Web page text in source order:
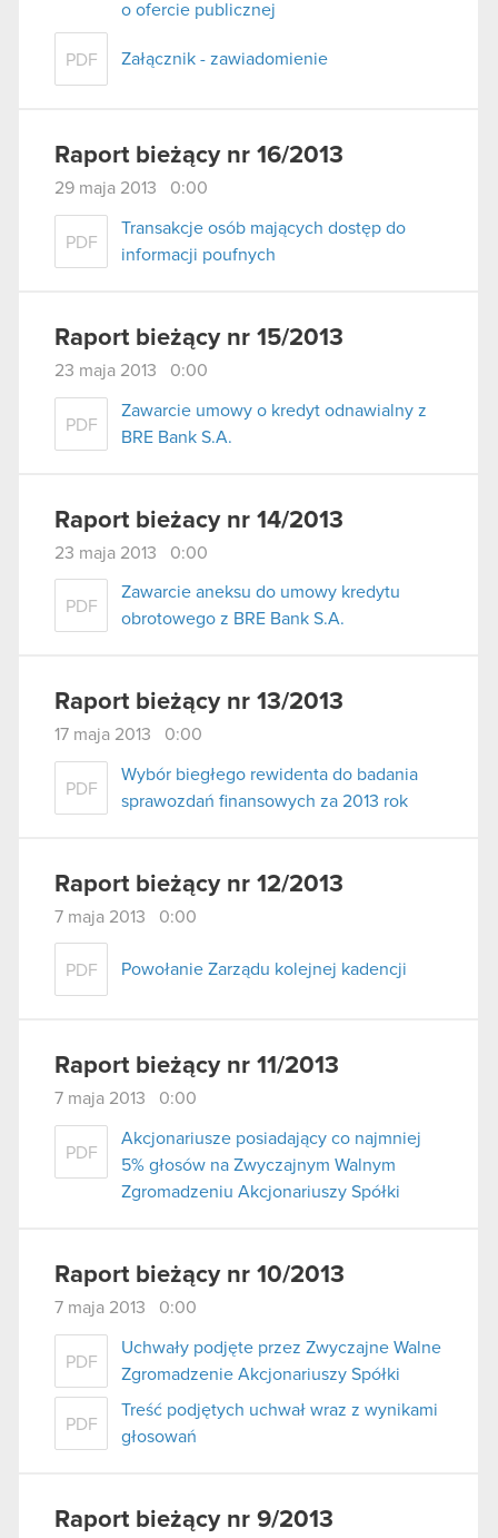
o ofercie publicznej
PDF Załącznik - zawiadomienie
Raport bieżący nr 16/2013
29 maja 2013 0:00
PDF
Transakcje osób mających dostęp do
informacji poufnych
Raport bieżący nr 15/2013
23 maja 2013 0:00
PDF
Zawarcie umowy o kredyt odnawialny z
BRE Bank S.A.
Raport bieżacy nr 14/2013
23 maja 2013 0:00
PDF
Zawarcie aneksu do umowy kredytu
obrotowego z BRE Bank S.A.
Raport bieżący nr 13/2013
17 maja 2013 0:00
PDF
Wybór biegłego rewidenta do badania
sprawozdań finansowych za 2013 rok
Raport bieżący nr 12/2013
7 maja 2013 0:00
PDF Powołanie Zarządu kolejnej kadencji
Raport bieżący nr 11/2013
7 maja 2013 0:00
PDF
Akcjonariusze posiadający co najmniej
5% głosów na Zwyczajnym Walnym
Zgromadzeniu Akcjonariuszy Spółki
Raport bieżący nr 10/2013
7 maja 2013 0:00
PDF
Uchwały podjęte przez Zwyczajne Walne
Zgromadzenie Akcjonariuszy Spółki
PDF
Treść podjętych uchwał wraz z wynikami
głosowań
Raport bieżący nr 9/2013